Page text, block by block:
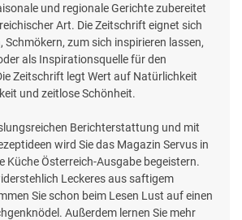
und regionale Gerichte zubereitet
Art. Die Zeitschrift eignet sich
zum sich inspirieren lassen,
als Inspirationsquelle für den
Zeitschrift legt Wert auf Natürlichkeit
und zeitlose Schönheit.
Berichterstattung und mit
wird Sie das Magazin Servus in
Küche Österreich-Ausgabe begeistern.
Leckeres aus saftigem
Sie schon beim Lesen Lust auf einen
Außerdem lernen Sie mehr